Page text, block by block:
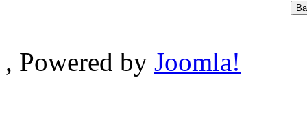
, Powered by Joomla!